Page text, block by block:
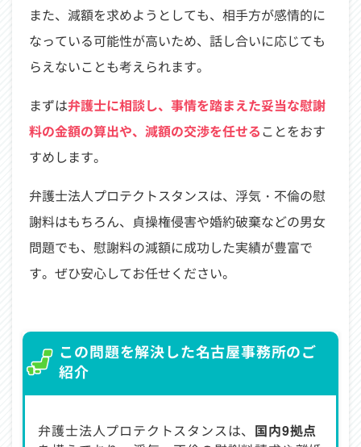
また、減額を求めようとしても、相手方が感情的に
なっている可能性が高いため、話し合いに応じても
らえないことも考えられます。
まずは弁護士に相談し、事情を踏まえた妥当な慰謝
料の金額の算出や、減額の交渉を任せることをおす
すめします。
弁護士法人プロテクトスタンスは、浮気・不倫の慰
謝料はもちろん、貞操権侵害や婚約破棄などの男女
問題でも、慰謝料の減額に成功した実績が豊富で
す。ぜひ安心してお任せください。
この問題を解決した名古屋事務所のご
紹介
弁護士法人プロテクトスタンスは、 国内9拠点